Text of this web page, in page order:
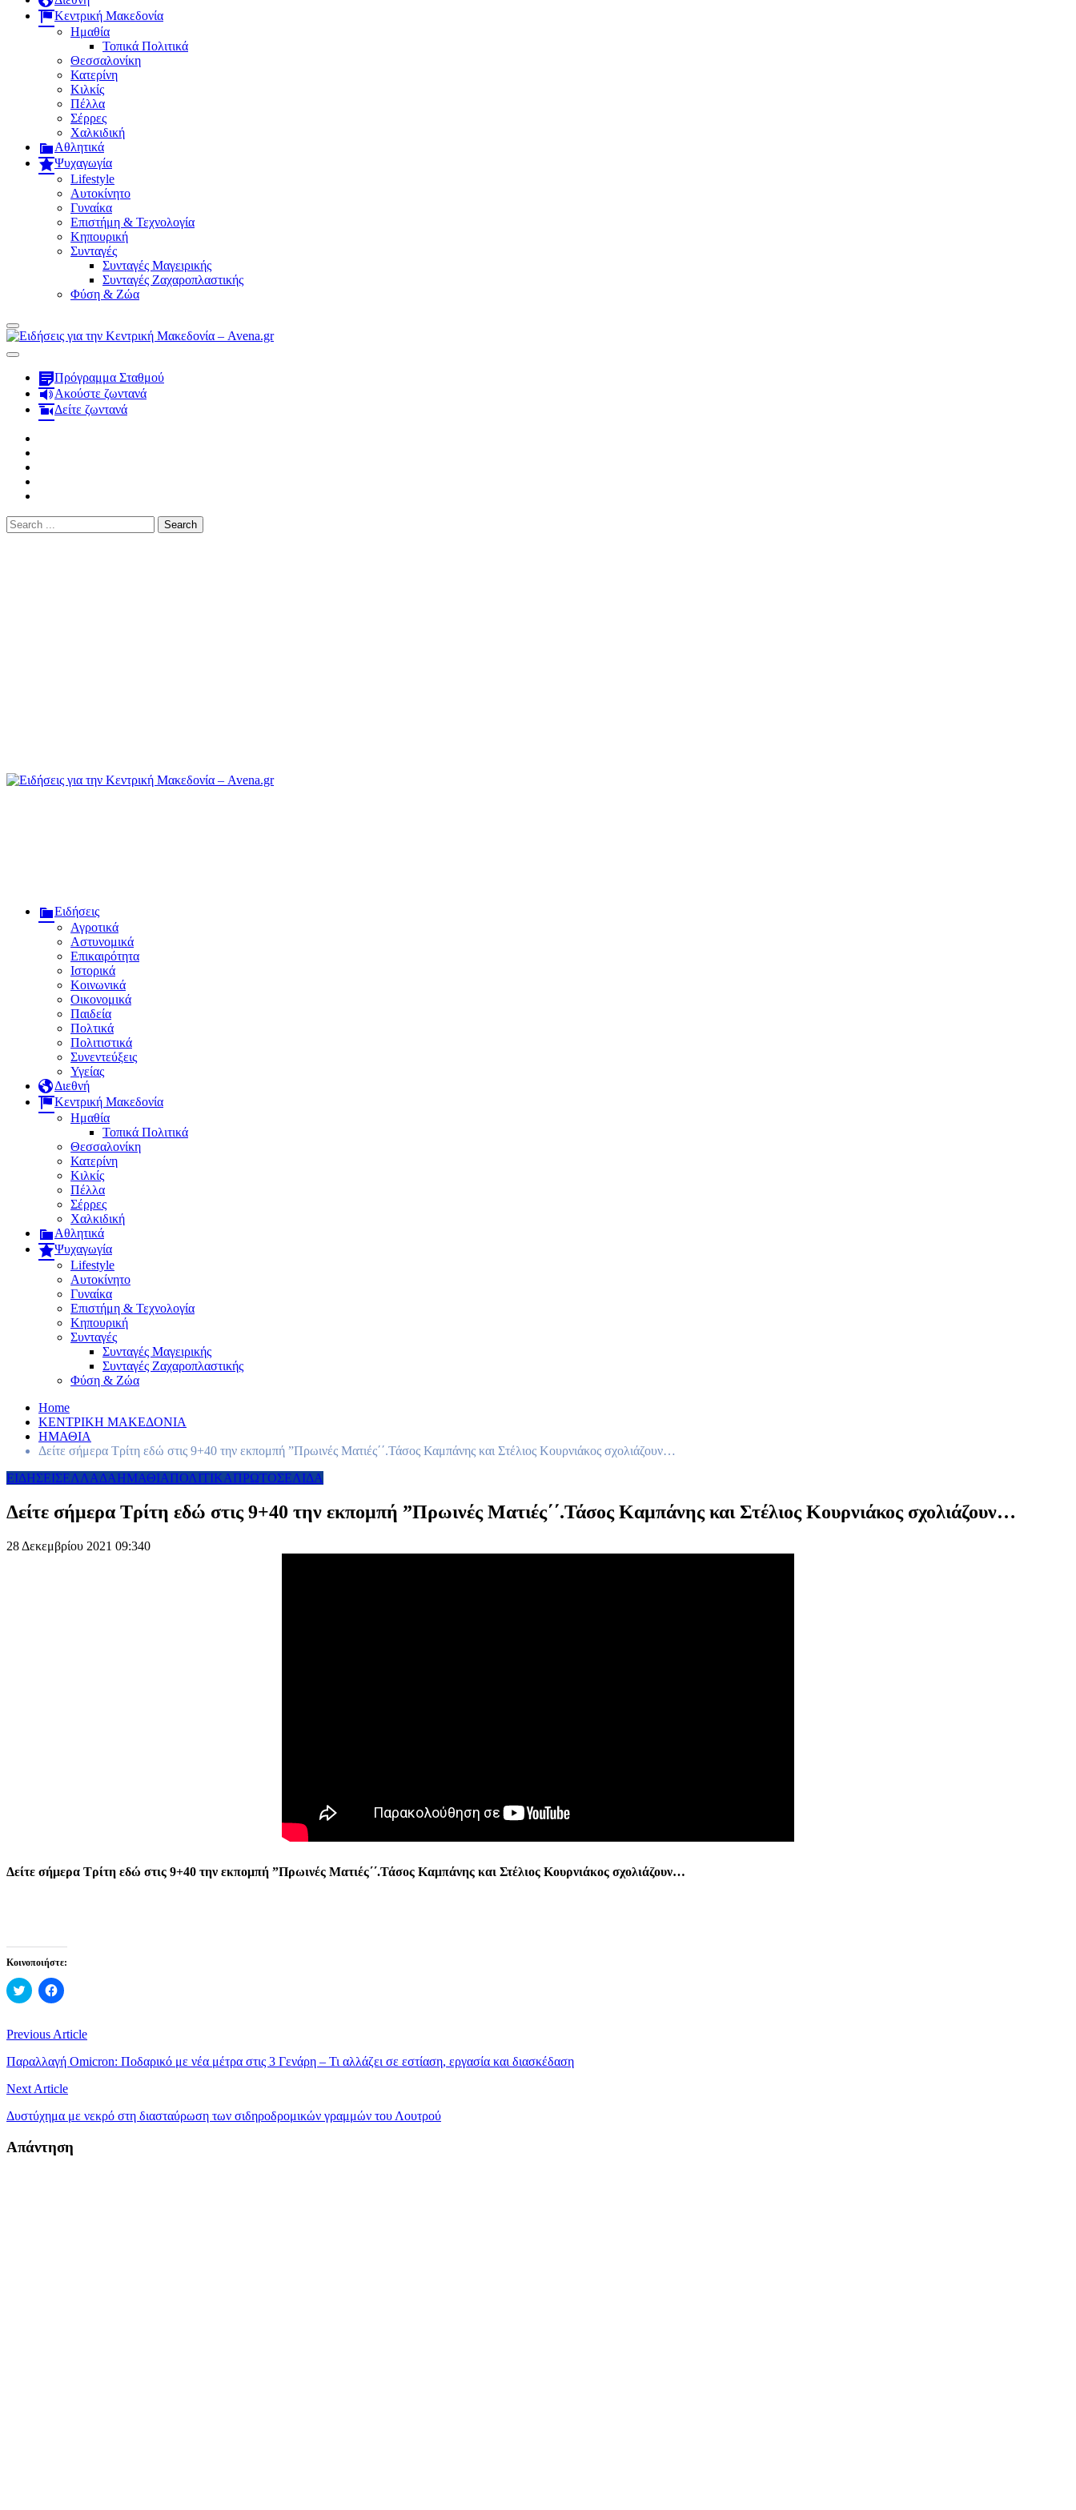
Κεντρική Μακεδονία
Ημαθία
Τοπικά Πολιτικά
Θεσσαλονίκη
Κατερίνη
Κιλκίς
Πέλλα
Σέρρες
Χαλκιδική
Αθλητικά
Ψυχαγωγία
Lifestyle
Αυτοκίνητο
Γυναίκα
Επιστήμη & Τεχνολογία
Κηπουρική
Συνταγές
Συνταγές Μαγειρικής
Συνταγές Ζαχαροπλαστικής
Φύση & Ζώα
Πρόγραμμα Σταθμού
Ακούστε ζωντανά
Δείτε ζωντανά
Search
for:
Ειδήσεις
Αγροτικά
Αστυνομικά
Επικαιρότητα
Ιστορικά
Κοινωνικά
Οικονομικά
Παιδεία
Πολτικά
Πολιτιστικά
Συνεντεύξεις
Υγείας
Διεθνή
Κεντρική Μακεδονία
Ημαθία
Τοπικά Πολιτικά
Θεσσαλονίκη
Κατερίνη
Κιλκίς
Πέλλα
Σέρρες
Χαλκιδική
Αθλητικά
Ψυχαγωγία
Lifestyle
Αυτοκίνητο
Γυναίκα
Επιστήμη & Τεχνολογία
Κηπουρική
Συνταγές
Συνταγές Μαγειρικής
Συνταγές Ζαχαροπλαστικής
Φύση & Ζώα
Home
ΚΕΝΤΡΙΚΗ ΜΑΚΕΔΟΝΙΑ
ΗΜΑΘΙΑ
Δείτε σήμερα Τρίτη εδώ στις 9+40 την εκπομπή ”Πρωινές Ματιές΄΄.Τάσος Καμπάνης και Στέλιος Κουρνιάκος σχολιάζουν…
ΕΙΔΗΣΕΙΣΕΛΛΑΔΑΗΜΑΘΙΑΠΟΛΙΤΙΚΑΠΡΩΤΟΣΕΛΙΔΑ
Δείτε σήμερα Τρίτη εδώ στις 9+40 την εκπομπή ”Πρωινές Ματιές΄΄.Τάσος Καμπάνης και Στέλιος Κουρνιάκος σχολιάζουν…
28 Δεκεμβρίου 2021 09:340
Δείτε σήμερα Τρίτη εδώ στις 9+40 την εκπομπή ”Πρωινές Ματιές΄΄.Τάσος Καμπάνης και Στέλιος Κουρνιάκος σχολιάζουν…
Κοινοποιήστε:
Κλικ
για
Twitter(Ανοίγει
σε
παράθυρο)
Πατήστε
για
Facebook(Ανοίγει
σε
παράθυρο)
Πλοήγηση
άρθρων
Previous Article
Παραλλαγή Omicron: Ποδαρικό με νέα μέτρα στις 3 Γενάρη – Τι αλλάζει σε εστίαση, εργασία και διασκέδαση
Next Article
Δυστύχημα με νεκρό στη διασταύρωση των σιδηροδρομικών γραμμών του Λουτρού
Απάντηση